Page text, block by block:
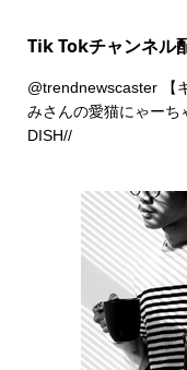
Tik Tokチャンネル
@trendnewscaster【
みさんの愛猫にゃー
DISH//